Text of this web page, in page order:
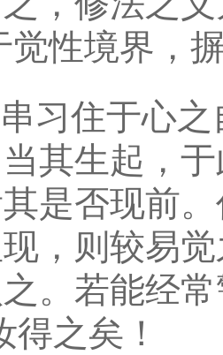
觉性境界，
习住于心
其生起，
是否现前
，则较易
。若能经
之矣！